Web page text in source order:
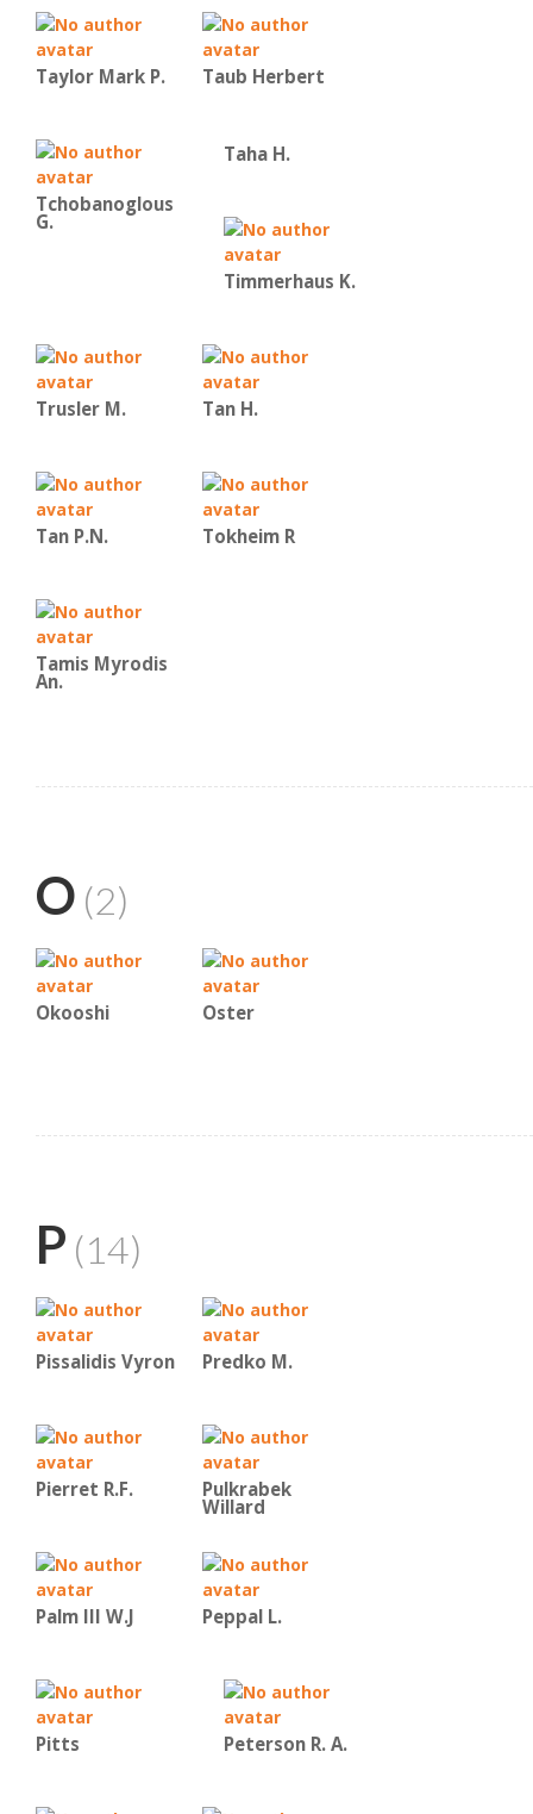
Taylor Mark P. Taub Herbert
Tchobanoglous
G.
Taha H.
Timmerhaus K.
Trusler M. Tan H.
Tan P.N. Tokheim R
Tamis Myrodis
An.
O (2)
Okooshi Oster
P (14)
Pissalidis Vyron Predko Μ.
Pierret R.F. Pulkrabek
Willard
Palm III W.J Peppal L.
Pitts Peterson R. A.